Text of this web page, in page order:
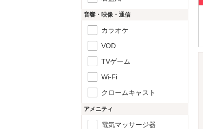
音響・映像・通信
カラオケ
VOD
TVゲーム
Wi-Fi
クロームキャスト
アメニティ
電気マッサージ器